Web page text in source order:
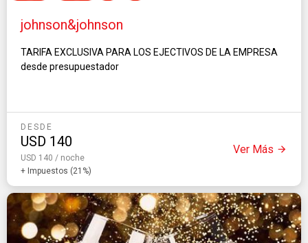
johnson&johnson
TARIFA EXCLUSIVA PARA LOS EJECTIVOS DE LA EMPRESA
desde presupuestador
DESDE
USD 140
USD 140 / noche
+ Impuestos (21%)
Ver Más